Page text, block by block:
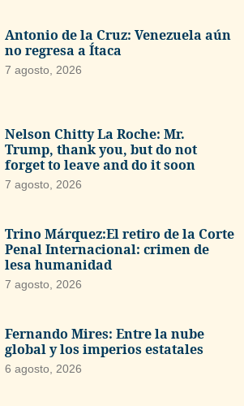
Antonio de la Cruz: Venezuela aún
no regresa a Ítaca
7 agosto, 2026
Nelson Chitty La Roche: Mr.
Trump, thank you, but do not
forget to leave and do it soon
7 agosto, 2026
Trino Márquez:El retiro de la Corte
Penal Internacional: crimen de
lesa humanidad
7 agosto, 2026
Fernando Mires: Entre la nube
global y los imperios estatales
6 agosto, 2026